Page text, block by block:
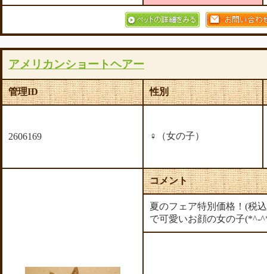
アメリカンショートヘアー
管理ID 性別
2606169 ♀（女の子）
コメント
夏のフェア特別価格！(税
で可愛いお顔の女の子(*^-